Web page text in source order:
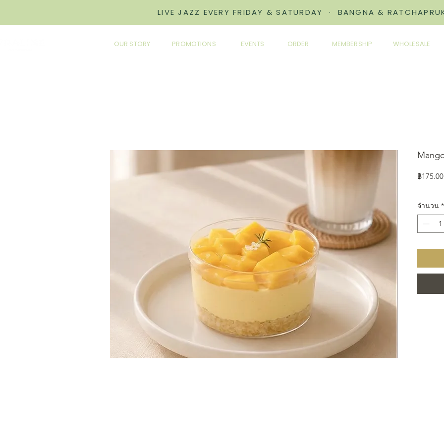
LIVE JAZZ EVERY FRIDAY & SATURDAY · BANGNA &
OUR STORY PROMOTIONS EVENTS ORDER MEMBERSHIP WHOLESALE
฿175.00
จำนวน *